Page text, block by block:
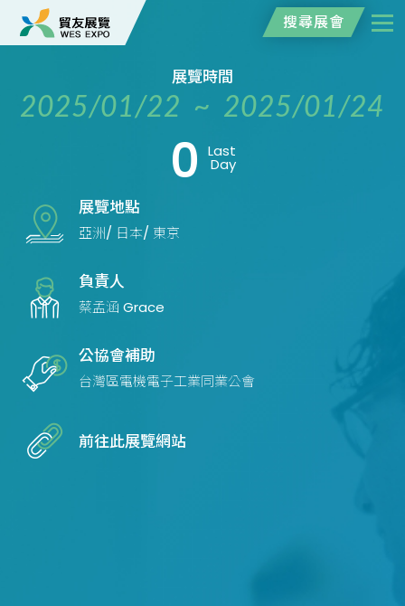
搜尋展會
展覽時間
2025/01/22 ~ 2025/01/24
0 Last
Day
展覽地點
亞洲/ 日本/ 東京
負責人
蔡孟涵 Grace
公協會補助
台灣區電機電子工業同業公會
前往此展覽網站